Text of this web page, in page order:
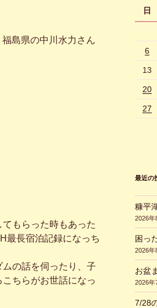
島県の中川水力さん
もらった時もあった
最長宿泊記録になっち
の話を伺ったり、子
ちらがお世話になっ
日
6
13
20
27
最近の
糠平
2026年
困っ
2026年
お盆
2026年
7/28